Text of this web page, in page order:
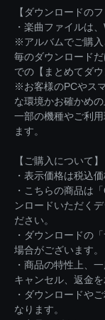
【ダウンロードの
・楽曲ファイルは
※アルバムでご購入
毎のダウンロード
での【まとめてダ
※お客様のPCやス
な環境かお確かめ
一部の機種やご利
ます。
【ご購入について】
・表示価格は税込
・こちらの商品は
ンロードいただく
ださい。
・ダウンロードの
場合がございます。
・商品の特性上、
キャンセル、返金
・ダウンロードや
なります。